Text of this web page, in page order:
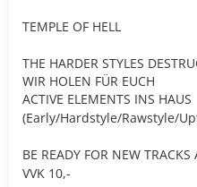
TEMPLE OF HELL
THE HARDER STYLES
WIR HOLEN FÜR EUCH
ACTIVE ELEMENTS INS HAUS
(Early/Hardstyle/Rawstyle/
BE READY FOR NEW
VVK 10,-